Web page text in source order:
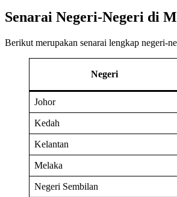
Senarai Negeri-Negeri di
Berikut merupakan senarai lengkap negeri-
Negeri
Johor
Kedah
Kelantan
Melaka
Negeri Sembilan